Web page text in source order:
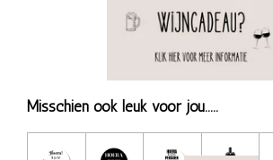
Misschien ook leuk voor jou.....